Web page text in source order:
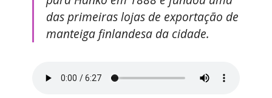
das primeiras lojas de exportação de
manteiga finlandesa da cidade.